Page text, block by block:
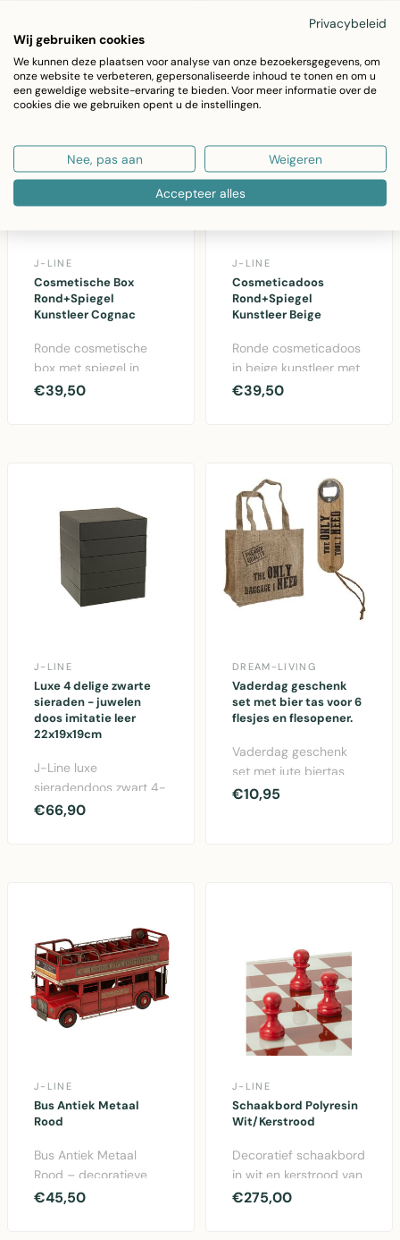
J-LINE
Cosmetische Box
Rond+Spiegel
Kunstleer Cognac
Ronde cosmetische
box met spiegel in
cognackleurig
€39,50
J-LINE
Cosmeticadoos
Rond+Spiegel
Kunstleer Beige
Ronde cosmeticadoos
in beige kunstleer met
geïntegreerde spiegel,
€39,50
J-LINE
Luxe 4 delige zwarte
sieraden - juwelen
doos imitatie leer
22x19x19cm
J-Line luxe
sieradendoos zwart 4-
delig met imitatieleer –
€66,90
DREAM-LIVING
Vaderdag geschenk
set met bier tas voor 6
flesjes en flesopener.
Vaderdag geschenk
set met jute biertas
voor 6 flesjes en
€10,95
J-LINE
Bus Antiek Metaal
Rood
Bus Antiek Metaal
Rood – decoratieve
opbergbus in vintage
€45,50
J-LINE
Schaakbord Polyresin
Wit/Kerstrood
Decoratief schaakbord
in wit en kerstrood van
polyresin en glas, 61x61
€275,00
Privacybeleid
Wij gebruiken cookies
We kunnen deze plaatsen voor analyse van onze bezoekersgegevens, om
onze website te verbeteren, gepersonaliseerde inhoud te tonen en om u
een geweldige website-ervaring te bieden. Voor meer informatie over de
cookies die we gebruiken opent u de instellingen.
Nee, pas aan Weigeren
Accepteer alles